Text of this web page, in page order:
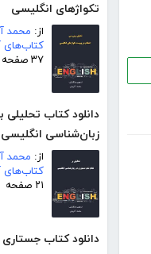
تکواژهای انگلیسی
از: محمد
کتاب‌های
۳۷ صفحه
دانلود کتاب تحلیلی
زبان‌شناسی انگلیسی
از: محمد
کتاب‌های
۲۱ صفحه
دانلود کتاب